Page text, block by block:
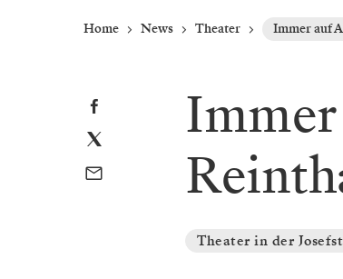
Home News Theater Immer auf
Immer
Theater in der